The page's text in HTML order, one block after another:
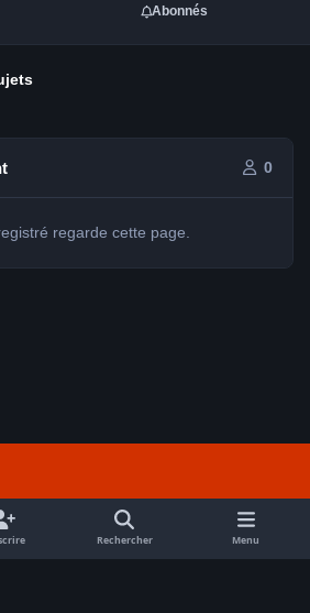
Abonnés
0
regarde cette page.
f
a
c
Rechercher Menu